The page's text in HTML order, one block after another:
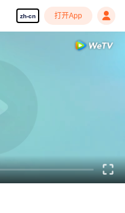
zh-cn 打开App